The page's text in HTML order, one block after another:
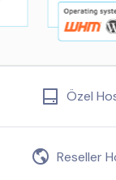
Özel
Reseller